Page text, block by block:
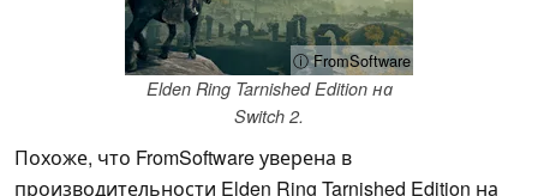
ⓘ FromSoftware
Elden Ring Tarnished Edition на
Switch 2.
Похоже, что FromSoftware уверена в
производительности Elden Ring Tarnished Edition на